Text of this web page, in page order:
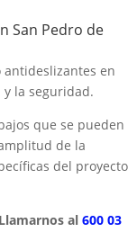
San Pedro de
en
la seguridad.
que se pueden
de la
del proyecto
al 600 03